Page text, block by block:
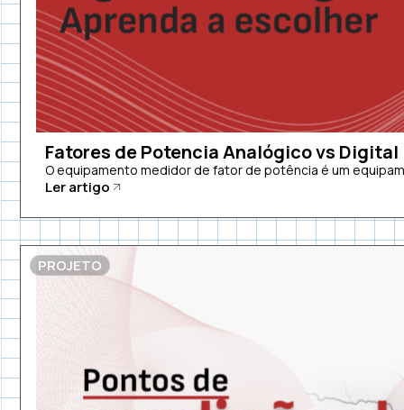
Fatores de Potencia Analógico vs Digital
O equipamento medidor de fator de potência é um
Ler artigo
PROJETO